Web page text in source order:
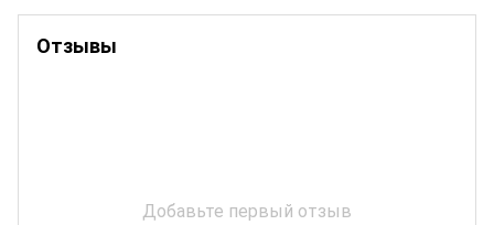
Отзывы
Добавьте первый отзыв